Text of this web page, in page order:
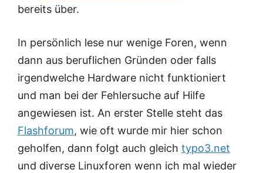
bereits über.
In persönlich lese nur wenige Foren, wenn
dann aus beruflichen Gründen oder falls
irgendwelche Hardware nicht funktioniert
und man bei der Fehlersuche auf Hilfe
angewiesen ist. An erster Stelle steht das
Flashforum, wie oft wurde mir hier schon
geholfen, dann folgt auch gleich typo3.net
und diverse Linuxforen wenn ich mal wieder